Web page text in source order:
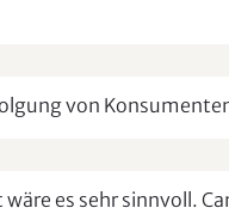
von
es sehr sinnvoll.